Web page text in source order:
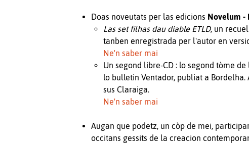
Doas noveutats per las edicions Novelum -
Las set filhas dau diable ETLD, un
tanben enregistrada per l'autor en
Ne'n saber mai
Un segond libre-CD : lo segond tòme de
lo bulletin Ventador, publiat a
sus Claraiga.
Ne'n saber mai
Augan que podetz, un còp de mei,
occitans gessits de la creacion